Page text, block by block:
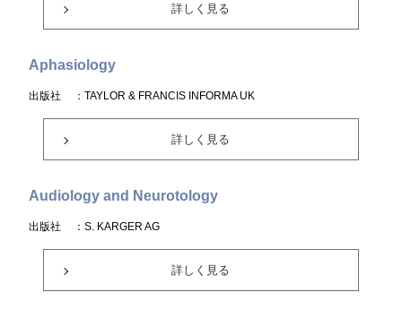
詳しく見る
Aphasiology
出版社 ：TAYLOR & FRANCIS INFORMA UK
詳しく見る
Audiology and Neurotology
出版社 ：S. KARGER AG
詳しく見る